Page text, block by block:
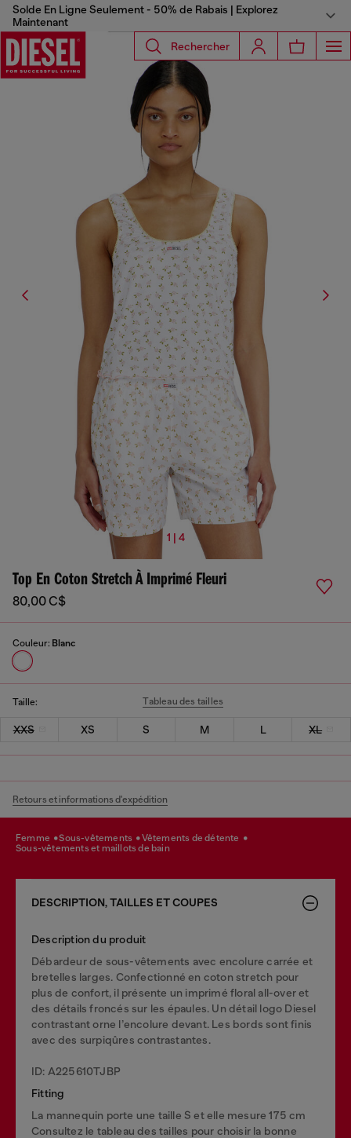
Solde En Ligne Seulement - 50% de Rabais | Explorez
Maintenant
Rechercher
1 | 4
Top En Coton Stretch À Imprimé Fleuri
80,00 C$
Couleur: Blanc
Taille: Tableau des tailles
XXS XS S M L XL
Retours et informations d'expédition
femme sous-vêtements
vêtements de détente
sous-vêtements et maillots de bain
DESCRIPTION, TAILLES ET COUPES
Description du produit
Débardeur de sous-vêtements avec encolure carrée et
bretelles larges. Confectionné en coton stretch pour
plus de confort, il présente un imprimé floral all-over et
des détails froncés sur les épaules. Un détail logo Diesel
contrastant orne l’encolure devant. Les bords sont finis
avec des surpiqûres contrastantes.
ID: A225610TJBP
Fitting
La mannequin porte une taille S et elle mesure 175 cm
Consultez le tableau des tailles pour choisir la bonne